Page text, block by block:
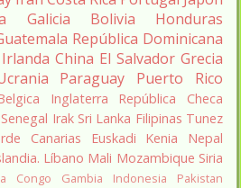
Galicia Bolivia
Honduras
República Dominicana
Irlanda China El Salvador Grecia
Paraguay
Puerto Rico
Inglaterra
República Checa
Senegal Irak Sri Lanka Filipinas Tunez
Canarias Euskadi Kenia
Nepal
Líbano Mali Mozambique Siria
Congo Gambia Indonesia
Pakistan